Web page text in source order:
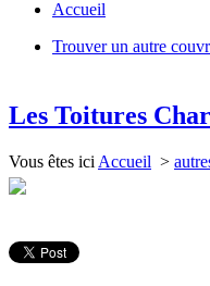
Accueil
Trouver un autre
Les Toitures
Vous êtes ici Accueil >